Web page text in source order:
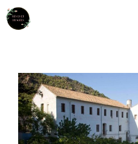
Aller
au